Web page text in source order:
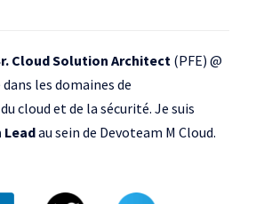
Cloud Solution Architect (PFE) @
dans les domaines de
cloud et de la sécurité. Je suis
Leadau sein de Devoteam M Cloud.